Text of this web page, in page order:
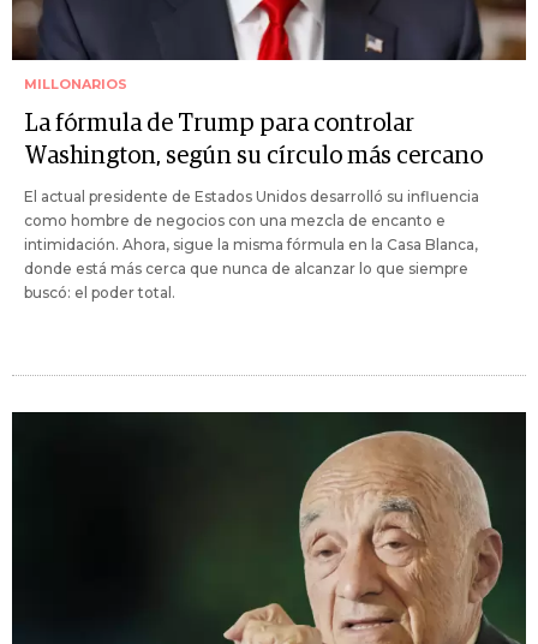
MILLONARIOS
La fórmula de Trump para controlar
Washington, según su círculo más cercano
El actual presidente de Estados Unidos desarrolló su influencia
como hombre de negocios con una mezcla de encanto e
intimidación. Ahora, sigue la misma fórmula en la Casa Blanca,
donde está más cerca que nunca de alcanzar lo que siempre
buscó: el poder total.